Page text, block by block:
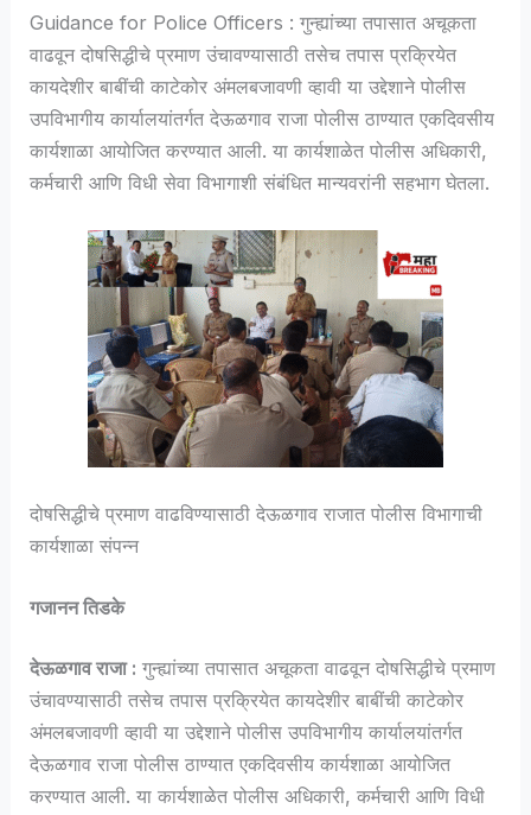
Guidance for Police Officers : गुन्ह्यांच्या तपासात अचूकता
वाढवून दोषसिद्धीचे प्रमाण उंचावण्यासाठी तसेच तपास प्रक्रियेत
कायदेशीर बाबींची काटेकोर अंमलबजावणी व्हावी या उद्देशाने पोलीस
उपविभागीय कार्यालयांतर्गत देऊळगाव राजा पोलीस ठाण्यात एकदिवसीय
कार्यशाळा आयोजित करण्यात आली. या कार्यशाळेत पोलीस अधिकारी,
कर्मचारी आणि विधी सेवा विभागाशी संबंधित मान्यवरांनी सहभाग घेतला.
दोषसिद्धीचे प्रमाण वाढविण्यासाठी देऊळगाव राजात पोलीस विभागाची
कार्यशाळा संपन्न
गजानन तिडके
देऊळगाव राजा : गुन्ह्यांच्या तपासात अचूकता वाढवून दोषसिद्धीचे प्रमाण
उंचावण्यासाठी तसेच तपास प्रक्रियेत कायदेशीर बाबींची काटेकोर
अंमलबजावणी व्हावी या उद्देशाने पोलीस उपविभागीय कार्यालयांतर्गत
देऊळगाव राजा पोलीस ठाण्यात एकदिवसीय कार्यशाळा आयोजित
करण्यात आली. या कार्यशाळेत पोलीस अधिकारी, कर्मचारी आणि विधी